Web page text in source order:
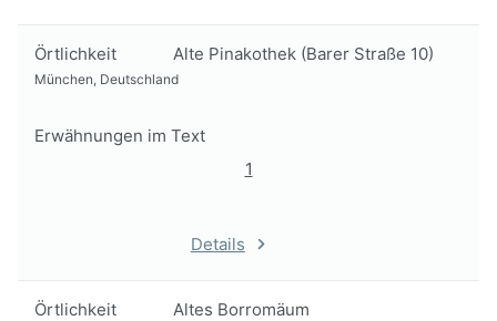
Örtlichkeit Alte Pinakothek (Barer Straße 10)
München, Deutschland
Erwähnungen im Text
1
Details
Örtlichkeit
Altes Borromäum